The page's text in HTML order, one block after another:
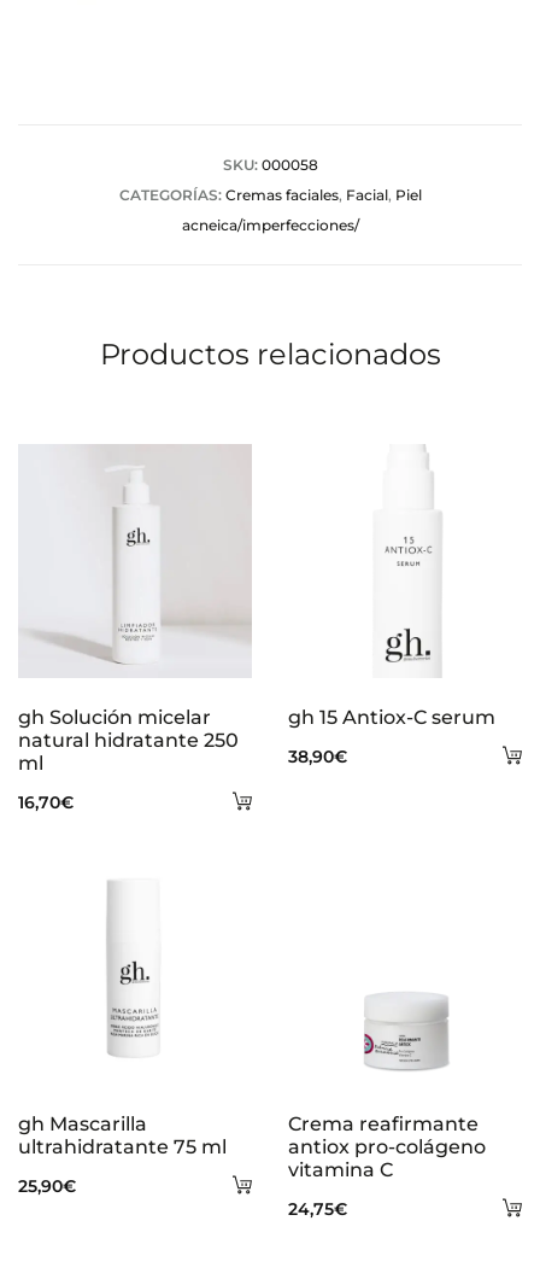
SKU: 000058
CATEGORÍAS: Cremas faciales, Facial, Piel
acneica/imperfecciones/
Productos relacionados
Añadir
gh Solución micelar
natural hidratante 250
ml
16,70€
gh 15 Antiox-C serum
38,90€
Añadir
gh Mascarilla
ultrahidratante 75 ml
25,90€
Crema reafirmante
antiox pro-colágeno
vitamina C
24,75€